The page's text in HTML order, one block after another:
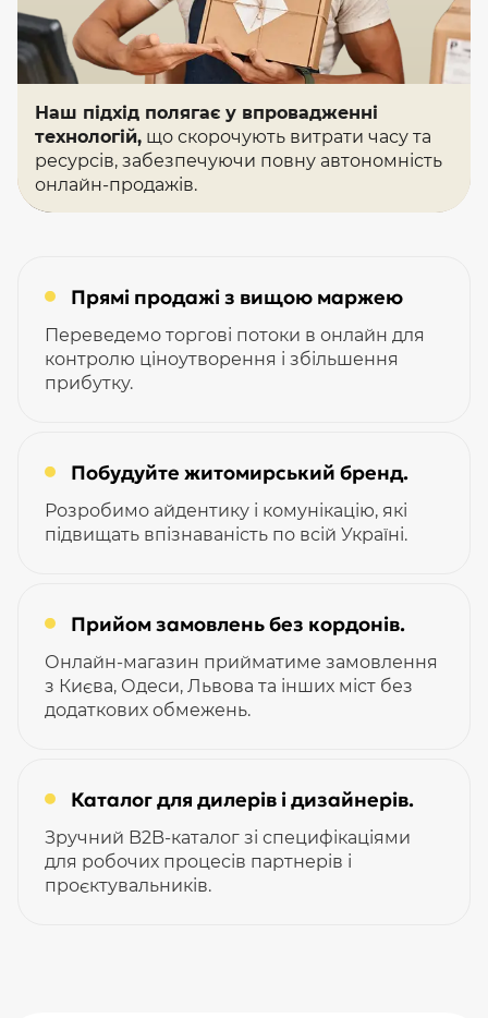
Прямі продажі з вищою маржею
Переведемо торгові потоки в онлайн для
контролю ціноутворення і збільшення
прибутку.
Побудуйте житомирський бренд.
Розробимо айдентику і комунікацію, які
підвищать впізнаваність по всій Україні.
Прийом замовлень без кордонів.
Онлайн-магазин прийматиме замовлення
з Києва, Одеси, Львова та інших міст без
додаткових обмежень.
Каталог для дилерів і дизайнерів.
Зручний B2B-каталог зі специфікаціями
для робочих процесів партнерів і
проєктувальників.
Наш підхід полягає у впровадженні
технологій, що скорочують витрати часу та
ресурсів, забезпечуючи повну автономність
онлайн-продажів.